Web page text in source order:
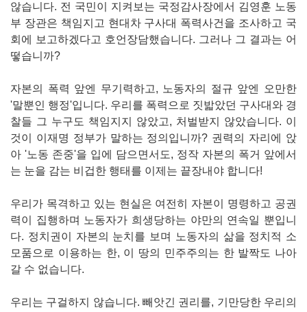
않습니다. 전 국민이 지켜보는 국정감사장에서 김영훈 노동
부 장관은 책임지고 현대차 구사대 폭력사건을 조사하고 국
회에 보고하겠다고 호언장담했습니다. 그러나 그 결과는 어
떻습니까?
자본의 폭력 앞엔 무기력하고, 노동자의 절규 앞엔 오만한
'말뿐인 행정'입니다. 우리를 폭력으로 짓밟았던 구사대와 경
찰들 그 누구도 책임지지 않았고, 처벌받지 않았습니다. 이
것이 이재명 정부가 말하는 정의입니까? 권력의 자리에 앉
아 '노동 존중'을 입에 담으면서도, 정작 자본의 폭거 앞에서
는 눈을 감는 비겁한 행태를 이제는 끝장내야 합니다!
우리가 목격하고 있는 현실은 여전히 자본이 명령하고 공권
력이 집행하며 노동자가 희생당하는 야만의 연속일 뿐입니
다. 정치권이 자본의 눈치를 보며 노동자의 삶을 정치적 소
모품으로 이용하는 한, 이 땅의 민주주의는 한 발짝도 나아
갈 수 없습니다.
우리는 구걸하지 않습니다. 빼앗긴 권리를, 기만당한 우리의